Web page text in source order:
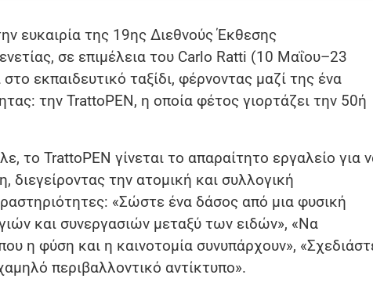
ευκαιρία της 19ης Διεθνούς Έκθεσης
σε επιμέλεια του Carlo Ratti (10 Μαΐου–23
εκπαιδευτικό ταξίδι, φέρνοντας μαζί της ένα
την TrattoPEN, η οποία φέτος γιορτάζει την 50ή
το TrattoPEN γίνεται το απαραίτητο εργαλείο για
την ατομική και συλλογική
«Σώστε ένα δάσος από μια φυσική
και συνεργασιών μεταξύ των ειδών», «Να
η φύση και η καινοτομία συνυπάρχουν»,
περιβαλλοντικό αντίκτυπο».